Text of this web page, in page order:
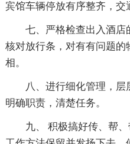
宾馆车辆停放有序整齐，交
七、严格检查出入酒店
核对放行条，对有有问题
相。
八、进行细化管理，
明确职责，清楚任务。
九、 积极搞好传、帮